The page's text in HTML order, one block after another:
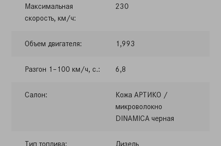
Максимальная
скорость, км/ч:
230
Объем двигателя: 1,993
Разгон 1–100 км/ч, с.: 6,8
Салон:
Кожа АРТИКО /
микроволокно
DINAMICA черная
Тип топлива: Дизель